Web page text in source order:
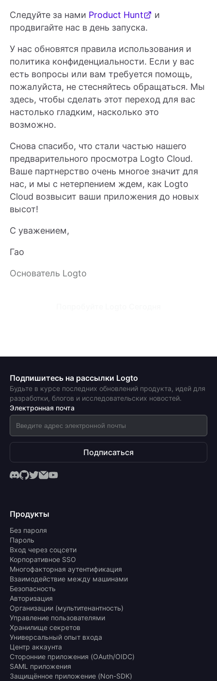
Следуйте за нами Product Hunt
и
продвигайте нас в день запуска.
У нас обновятся правила использования и
политика конфиденциальности. Если у вас
есть вопросы или вам требуется помощь,
пожалуйста, не стесняйтесь обращаться. Мы
здесь, чтобы сделать этот переход для вас
настолько гладким, насколько это
возможно.
Снова спасибо, что стали частью нашего
предварительного просмотра Logto Cloud.
Ваше партнерство очень многое значит для
нас, и мы с нетерпением ждем, как Logto
Cloud возвысит ваши приложения до новых
высот!
С уважением,
Гао
Основатель Logto
Подпишитесь на рассылки Logto
Будьте в курсе последних обновлений продукта, идей для
разработки, блогов и исследовательских новостей.
Электронная почта
Подписаться
Продукты
Без пароля
Пароль
Вход через соцсети
Корпоративное SSO
Многофакторная аутентификация
Взаимодействие между машинами
Безопасность
Авторизация
Организации (мультитенантность)
Управление пользователями
Хранилище секретов
Универсальный опыт входа
Центр аккаунта
Сторонние приложения (OAuth/OIDC)
SAML приложения
Защищённое приложение (Non-SDK)